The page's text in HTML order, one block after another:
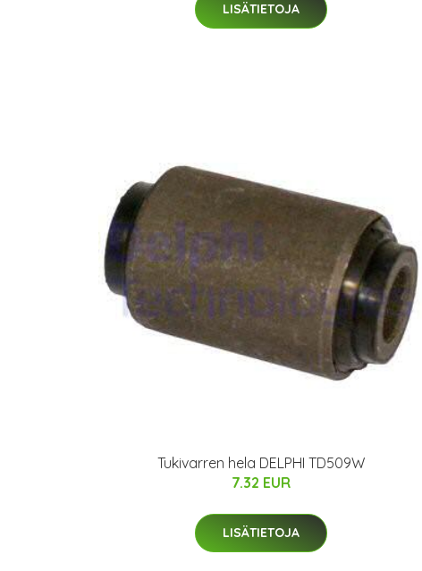
LISÄTIETOJA
Tukivarren hela DELPHI TD509W
7.32 EUR
LISÄTIETOJA